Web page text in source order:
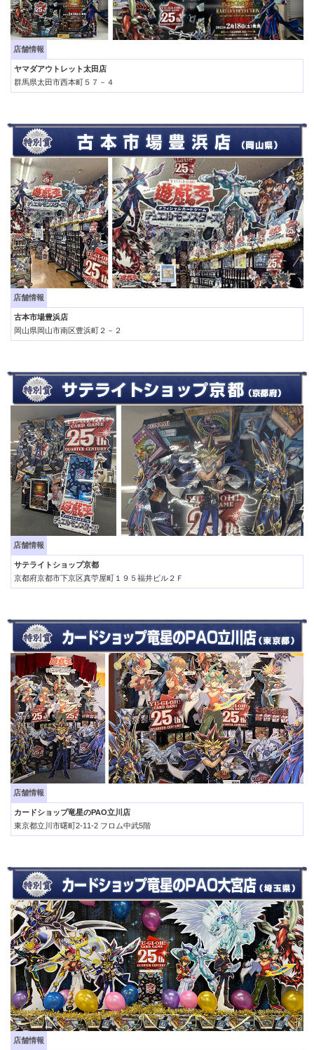
店舗情報
ヤマダアウトレット太田店
群馬県太田市西本町５７－４
店舗情報
古本市場豊浜店
岡山県岡山市南区豊浜町２－２
店舗情報
サテライトショップ京都
京都府京都市下京区真苧屋町１９５福井ビル２Ｆ
店舗情報
カードショップ竜星のPAO立川店
東京都立川市曙町2-11-2 フロム中武5階
店舗情報